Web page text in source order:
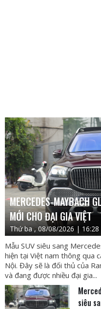
MERCEDES-MAYBACH
MỚI CHO ĐẠI GIA VIỆT
Thứ ba , 08/08/2026 | 16:28
Mẫu SUV siêu sang
hiện tại Việt nam thông qua
Nội. Đây sẽ là đối thủ của
và đang được nhiều đại gia...
siêu